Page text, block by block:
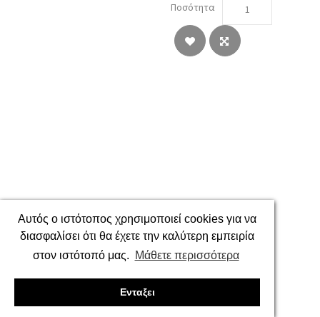
Αυτός ο ιστότοπος χρησιμοποιεί cookies για να
διασφαλίσει ότι θα έχετε την καλύτερη εμπειρία
στον ιστότοπό μας.
Μάθετε περισσότερα
Ενταξει
Ποσότητα